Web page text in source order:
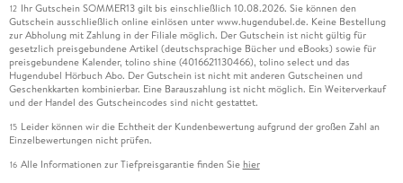
12 Ihr Gutschein SOMMER13 gilt bis einschließlich 10.08.2026. Sie können den
Gutschein ausschließlich online einlösen unter www.hugendubel.de. Keine Bestellung
zur Abholung mit Zahlung in der Filiale möglich. Der Gutschein ist nicht gültig für
gesetzlich preisgebundene Artikel (deutschsprachige Bücher und eBooks) sowie für
preisgebundene Kalender, tolino shine (4016621130466), tolino select und das
Hugendubel Hörbuch Abo. Der Gutschein ist nicht mit anderen Gutscheinen und
Geschenkkarten kombinierbar. Eine Barauszahlung ist nicht möglich. Ein Weiterverkauf
und der Handel des Gutscheincodes sind nicht gestattet.
15 Leider können wir die Echtheit der Kundenbewertung aufgrund der großen Zahl an
Einzelbewertungen nicht prüfen.
16 Alle Informationen zur Tiefpreisgarantie finden Sie hier